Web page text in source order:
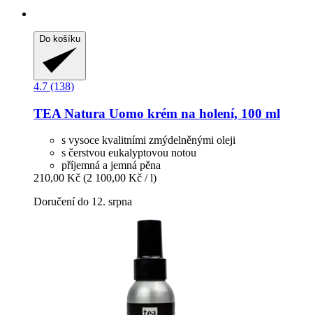
Do košíku
4.7 (138)
TEA Natura Uomo krém na holení, 100 ml
s vysoce kvalitními zmýdelněnými oleji
s čerstvou eukalyptovou notou
příjemná a jemná pěna
210,00 Kč (2 100,00 Kč / l)
Doručení do 12. srpna